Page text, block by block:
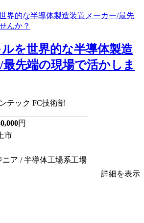
を世界的な半導体製造
先端の現場で活かしま
テック FC技術部
円
市
ニア / 半導体工場系工場
詳細を表示